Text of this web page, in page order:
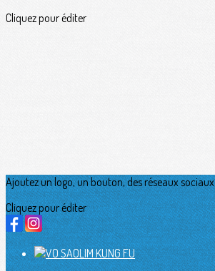
Cliquez pour éditer
Ajoutez un logo, un bouton, des réseaux sociaux
Cliquez pour éditer